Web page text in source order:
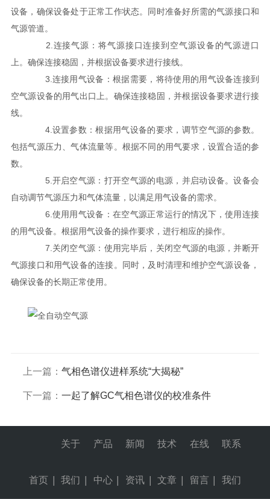
设备，确保设备处于正常工作状态。同时准备好所需的气源接口和
气源管道。
2.连接气源：将气源接口连接到空气源设备的气源进口
上。确保连接稳固，并根据设备要求进行接线。
3.连接用气设备：根据需要，将待使用的用气设备连接到
空气源设备的用气出口上。确保连接稳固，并根据设备要求进行接
线。
4.设置参数：根据用气设备的要求，调节空气源的参数。
包括气源压力、气体流量等。根据不同的用气要求，设置合适的参
数。
5.开启空气源：打开空气源的电源，并启动设备。设备会
自动调节气源压力和气体流量，以满足用气设备的需求。
6.使用用气设备：在空气源正常运行的情况下，使用连接
的用气设备。根据用气设备的操作要求，进行相应的操作。
7.关闭空气源：使用完毕后，关闭空气源的电源，并断开
气源接口和用气设备的连接。同时，及时清理和维护空气源设备，
确保设备的长期正常使用。
上一篇： 气相色谱仪进样系统“大揭秘”
下一篇： 一起了解GC气相色谱仪的校准条件
首页
关于
我们
产品
中心
新闻
资讯
技术
文章
在线
留言
联系
我们